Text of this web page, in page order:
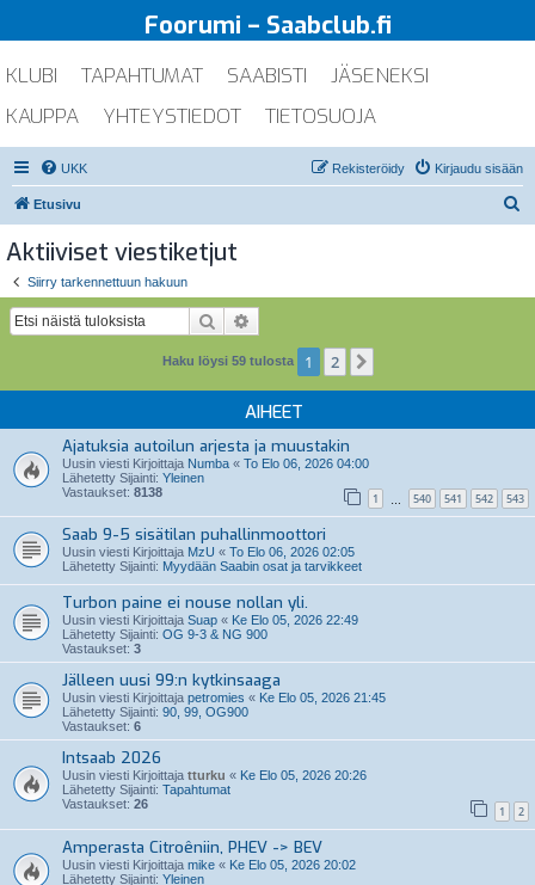
Foorumi – Saabclub.fi
KLUBI TAPAHTUMAT SAABISTI
JÄSENEKSI
KAUPPA
YHTEYSTIEDOT TIETOSUOJA
UKK Kirjaudu sisään
Rekisteröidy
Etusivu
Aktiiviset viestiketjut
Siirry tarkennettuun hakuun
Etsi
Haku löysi 59 tulosta 1 2
AIHEET
Ajatuksia autoilun arjesta ja muustakin
Uusin viesti Kirjoittaja Numba « To Elo 06, 2026 04:00
Lähetetty Sijainti: Yleinen
Vastaukset: 8138 1 540 541 542 543
Saab 9-5 sisätilan puhallinmoottori
Uusin viesti Kirjoittaja MzU « To Elo 06, 2026 02:05
Lähetetty Sijainti: Myydään Saabin osat ja tarvikkeet
Turbon paine ei nouse nollan yli.
Uusin viesti Kirjoittaja Suap « Ke Elo 05, 2026 22:49
Lähetetty Sijainti: OG 9-3 & NG 900
Vastaukset: 3
Jälleen uusi 99:n kytkinsaaga
Uusin viesti Kirjoittaja petromies « Ke Elo 05, 2026 21:45
Lähetetty Sijainti: 90, 99, OG900
Vastaukset: 6
Intsaab 2026
Uusin viesti Kirjoittaja tturku « Ke Elo 05, 2026 20:26
Lähetetty Sijainti: Tapahtumat
Vastaukset: 26 1 2
Amperasta Citroêniin, PHEV -> BEV
Uusin viesti Kirjoittaja mike « Ke Elo 05, 2026 20:02
Lähetetty Sijainti: Yleinen